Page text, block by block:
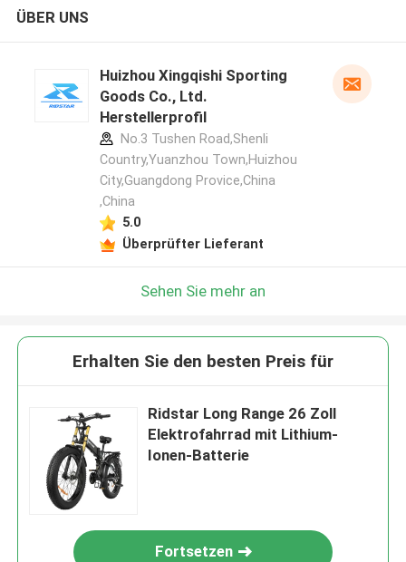
ÜBER UNS
Huizhou Xingqishi Sporting
Goods Co., Ltd.
Herstellerprofil
No.3 Tushen Road,Shenli
Country,Yuanzhou Town,Huizhou
City,Guangdong Provice,China
,China
5.0
Überprüfter Lieferant
Sehen Sie mehr an
Erhalten Sie den besten Preis für
Ridstar Long Range 26 Zoll
Elektrofahrrad mit Lithium-
Ionen-Batterie
Fortsetzen